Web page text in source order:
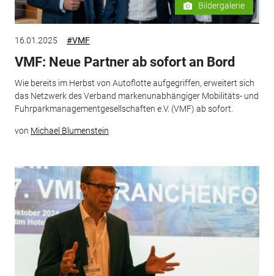
Bildergalerie
16.01.2025 #VMF
VMF: Neue Partner ab sofort an Bord
Wie bereits im Herbst von Autoflotte aufgegriffen, erweitert sich
das Netzwerk des Verband markenunabhängiger Mobilitäts- und
Fuhrparkmanagementgesellschaften e.V. (VMF) ab sofort.
von Michael Blumenstein